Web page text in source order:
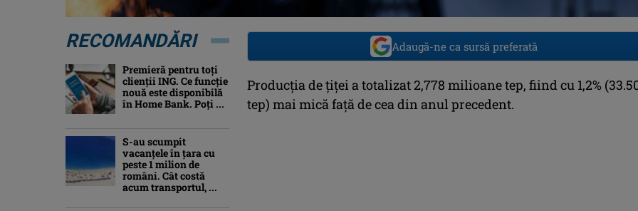
Adaugă-ne ca sursă preferată
Producţia de ţiţei a totalizat 2,778 milioane tep, fiind cu 1,2%
tep) mai mică faţă de cea din anul precedent.
RECOMANDĂRI
Premieră pentru toți
clienții ING. Ce funcție
nouă este disponibilă
în Home Bank. Poți ...
S-au scumpit
vacanțele în țara cu
peste 1 milion de
români. Cât costă
acum transportul, ...